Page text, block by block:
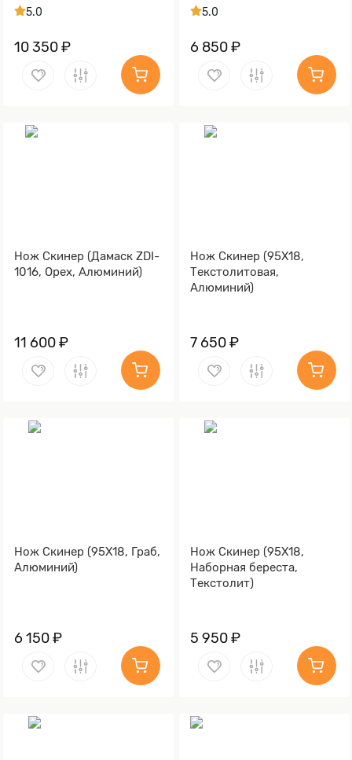
5.0
10 350 ₽
5.0
6 850 ₽
Нож Скинер (Дамаск ZDI-
1016, Орех, Алюминий)
11 600 ₽
Нож Скинер (95Х18,
Текстолитовая,
Алюминий)
7 650 ₽
Нож Скинер (95Х18, Граб,
Алюминий)
6 150 ₽
Нож Скинер (95Х18,
Наборная береста,
Текстолит)
5 950 ₽